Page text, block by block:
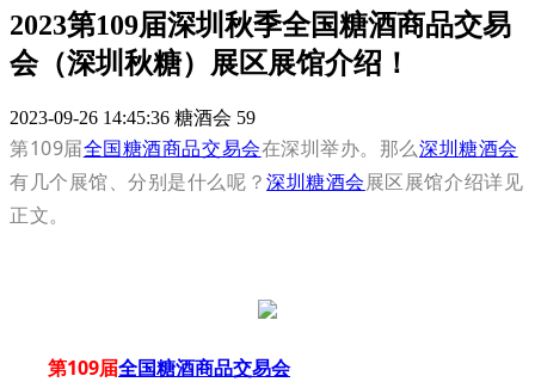
2023第109届深圳秋季全国糖酒商品交易
会（深圳秋糖）展区展馆介绍！
2023-09-26 14:45:36 糖酒会 59
第109届全国糖酒商品交易会在深圳举办。那么深圳糖酒会
有几个展馆、分别是什么呢？深圳糖酒会展区展馆介绍详见
正文。
第109届全国糖酒商品交易会